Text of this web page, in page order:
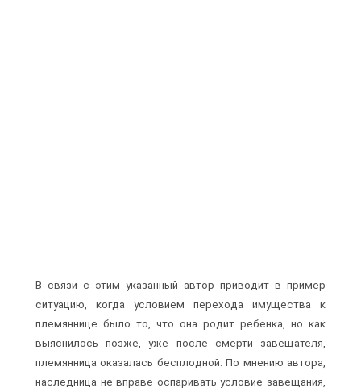
В связи с этим указанный автор приводит в пример
ситуацию, когда условием перехода имущества к
племяннице было то, что она родит ребенка, но как
выяснилось позже, уже после смерти завещателя,
племянница оказалась бесплодной. По мнению автора,
наследница не вправе оспаривать условие завещания,